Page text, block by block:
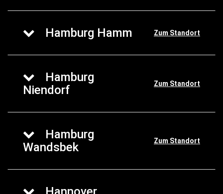
Hamburg Hamm Zum Standort
Hamburg
Niendorf
Zum Standort
Hamburg
Wandsbek
Zum Standort